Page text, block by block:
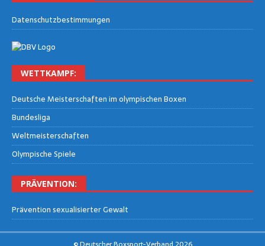
Daten­schutz­be­stim­mun­gen
WETT­KAMPF:
Deut­sche Meis­ter­schaf­ten im olym­pi­schen Boxen
Bun­des­li­ga
Welt­meis­ter­schaf­ten
Olym­pi­sche Spiele
PRÄ­VEN­TI­ON:
Prä­ven­ti­on sexua­li­sier­ter Gewalt